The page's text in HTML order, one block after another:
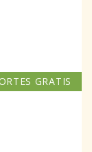
GRATIS